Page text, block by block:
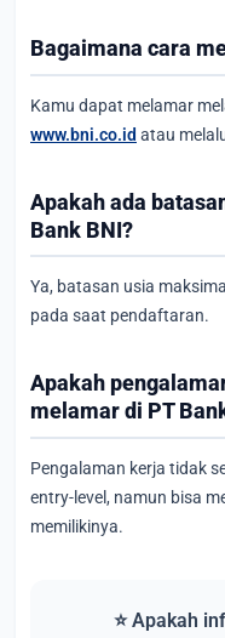
Bagaimana cara
Kamu dapat melamar
www.bni.co.id atau
Apakah ada
Bank BNI?
Ya, batasan usia
pada saat pendaftaran.
Apakah
melamar di PT
Pengalaman kerja tidak
entry-level, namun bisa
memilikinya.
⭐ Apakah